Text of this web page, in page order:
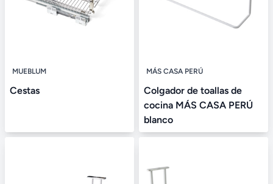
MUEBLUM
Cestas
MÁS CASA PERÚ
Colgador de toallas de
cocina MÁS CASA PERÚ
blanco